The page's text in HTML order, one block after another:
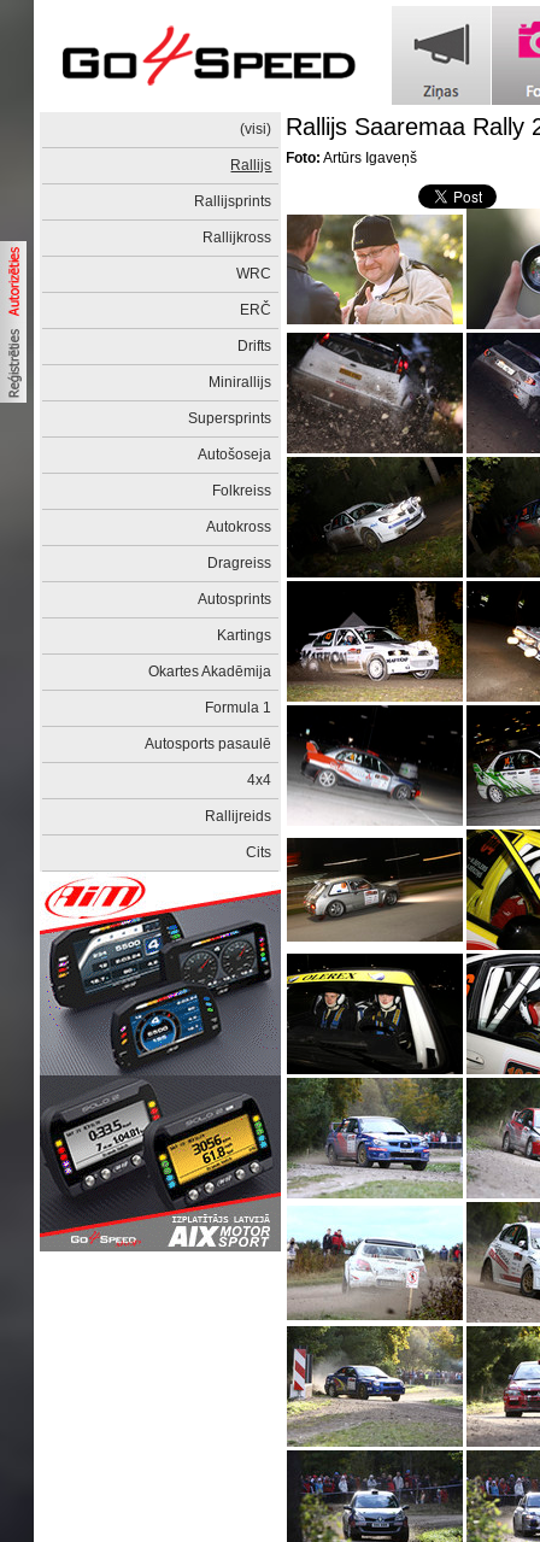
(visi)
Rallijs
Rallijsprints
Rallijkross
WRC
ERČ
Drifts
Minirallijs
Supersprints
Autošoseja
Folkreiss
Autokross
Dragreiss
Autosprints
Kartings
Okartes Akadēmija
Formula 1
Autosports pasaulē
4x4
Rallijreids
Cits
Rallijs Saaremaa Rally
Foto: Artūrs Igaveņš